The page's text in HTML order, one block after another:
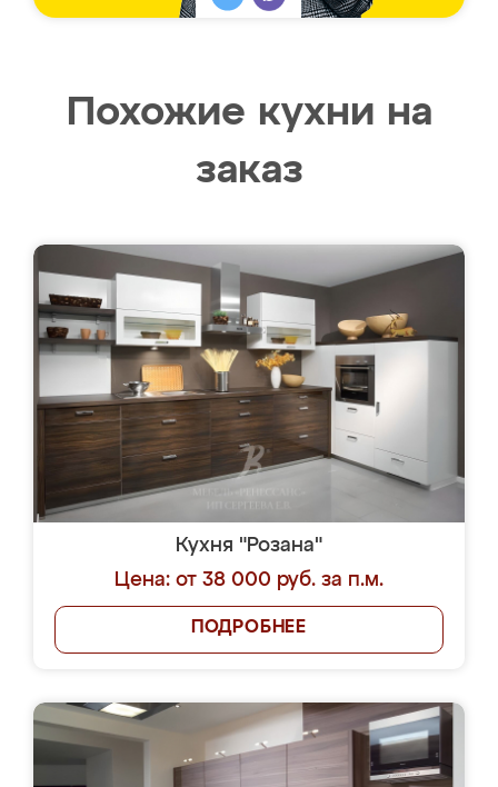
Похожие кухни на
заказ
Кухня "Розана"
Цена: от 38 000 руб. за п.м.
ПОДРОБНЕЕ